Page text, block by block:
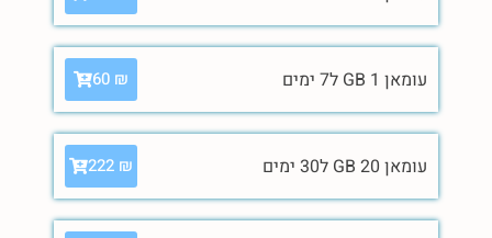
עומאן 1 GB ל7 ימים 60 ₪
עומאן 20 GB ל30 ימים 222 ₪